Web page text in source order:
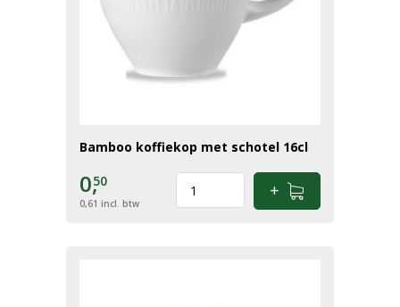
Bamboo koffiekop met schotel 16cl
0,50
0,61 incl. btw